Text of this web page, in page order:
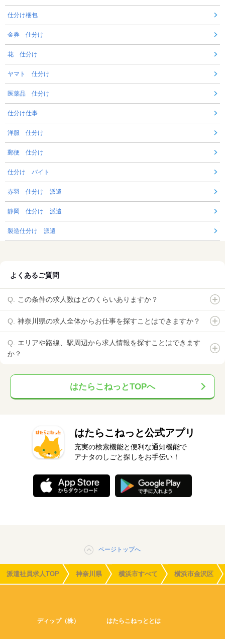
仕分け梱包
金券 仕分け
花 仕分け
ヤマト 仕分け
医薬品 仕分け
仕分け仕事
洋服 仕分け
郵便 仕分け
仕分け バイト
赤羽 仕分け 派遣
静岡 仕分け 派遣
製造仕分け 派遣
よくあるご質問
この条件の求人数はどのくらいありますか？
神奈川県の求人全体からお仕事を探すことはできますか？
エリアや路線、駅周辺から求人情報を探すことはできます
か？
はたらこねっとTOPへ
はたらこねっと公式アプリ
充実の検索機能と便利な通知機能で
アナタのしごと探しをお手伝い！
ページトップへ
派遣社員求人TOP 神奈川県 横浜市すべて 横浜市金沢区
ディップ（株） はたらこねっととは